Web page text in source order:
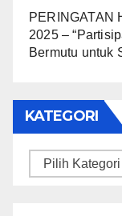
PERINGATAN
2025 –
Bermutu untuk
KATEGORI
Kategori